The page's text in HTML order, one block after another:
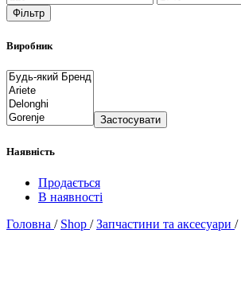
Фільтр
Виробник
Застосувати
Наявність
Продається
В наявності
Головна / Shop / Запчастини та аксесуари /